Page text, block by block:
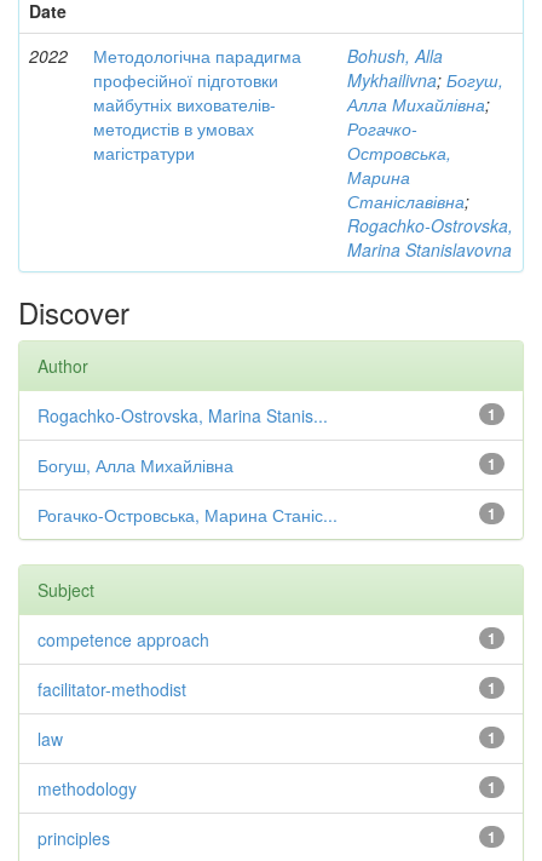
Date
2022
Методологічна парадигма
професійної підготовки
майбутніх вихователів-
методистів в умовах
магістратури
Bohush, Alla
Mykhailivna; Богуш,
Алла Михайлівна;
Рогачко-
Островська,
Марина
Станіславівна;
Rogachko-Ostrovska,
Marina Stanislavovna
Discover
Author
1
Rogachko-Ostrovska, Marina Stanis...
1
Богуш, Алла Михайлівна
1
Рогачко-Островська, Марина Станіс...
Subject
1
competence approach
1
facilitator-methodist
1
law
1
methodology
1
principles